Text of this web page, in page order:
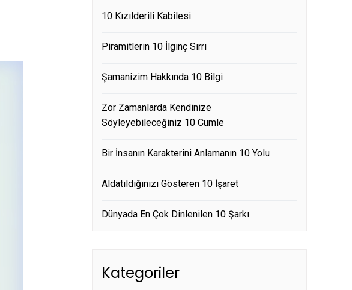
10 Kızılderili Kabilesi
Piramitlerin 10 İlginç Sırrı
Şamanizim Hakkında 10 Bilgi
Zor Zamanlarda Kendinize
Söyleyebileceğiniz 10 Cümle
Bir İnsanın Karakterini Anlamanın 10 Yolu
Aldatıldığınızı Gösteren 10 İşaret
Dünyada En Çok Dinlenilen 10 Şarkı
Kategoriler